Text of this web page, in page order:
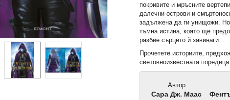
покривите и мръсните
далечни острови и
задължена да ги унищожи. Но
тъмна истина, която ще
разбие сърцето й завинаги…
Прочетете историите,
световноизвестната
Автор
Сара Дж. Маас